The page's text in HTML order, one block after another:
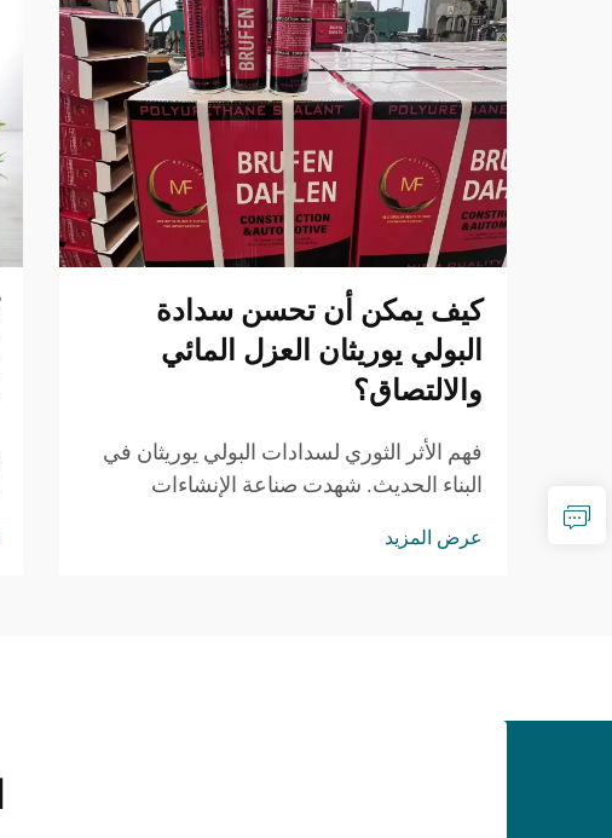
كيف يمكن أن تحسن سدادة
البولي يوريثان العزل المائي
والالتصاق؟
فهم الأثر الثوري لسدادات البولي يوريثان في
البناء الحديث. شهدت صناعة الإنشاءات
عرض المزيد